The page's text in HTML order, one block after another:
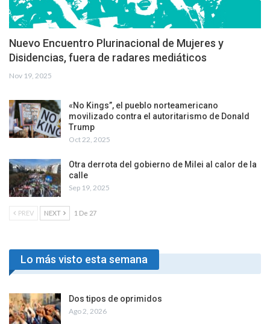
Nuevo Encuentro Plurinacional de Mujeres y
Disidencias, fuera de radares mediáticos
Nov 19, 2025
«No Kings”, el pueblo norteamericano
movilizado contra el autoritarismo de Donald
Trump
Oct 22, 2025
Otra derrota del gobierno de Milei al calor de la
calle
Sep 19, 2025
PREV NEXT 1 De 27
Lo más visto esta semana
Dos tipos de oprimidos
Ago 2, 2026